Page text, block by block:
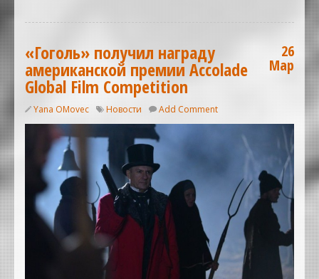
«Гоголь» получил награду
американской премии Accolade
Global Film Competition
Yana OMovec Новости Add Comment
26
Мар